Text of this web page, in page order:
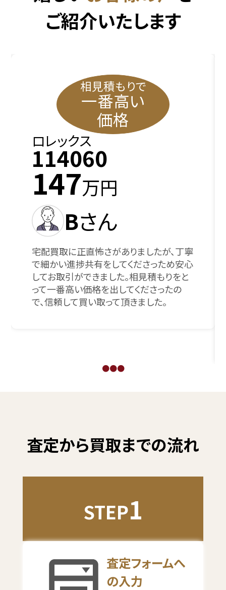
ご紹介いたします
ロレックス
114060
147万円
相見積もりで
一番高い
価格
Bさん
宅配買取に正直怖さがありましたが、丁寧
で細かい進捗共有をしてくださっため安心
してお取引ができました。相見積もりをと
って一番高い価格を出してくださったの
で、信頼して買い取って頂きました。
●●●
査定から買取までの流れ
STEP1
査定フォームへ
の入力